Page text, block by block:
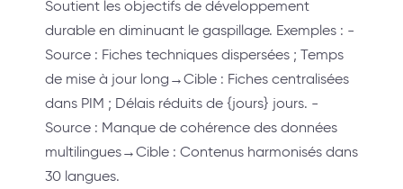
Soutient les objectifs de développement
durable en diminuant le gaspillage. Exemples : -
Source : Fiches techniques dispersées ; Temps
de mise à jour long→Cible : Fiches centralisées
dans PIM ; Délais réduits de {jours} jours. -
Source : Manque de cohérence des données
multilingues→Cible : Contenus harmonisés dans
30 langues.